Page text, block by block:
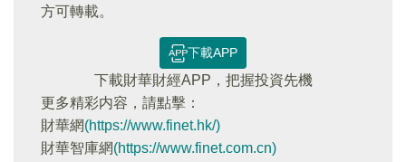
方可轉載。
下載APP
下載財華財經APP，把握投資先機
更多精彩内容，請點擊：
財華網(https://www.finet.hk/)
財華智庫網(https://www.finet.com.cn)